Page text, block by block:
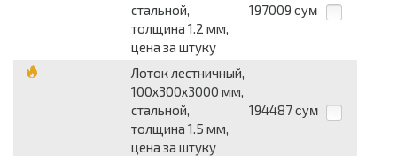
стальной,
толщина 1.2 мм,
цена за штуку
197009 сум
Лоток лестничный,
100х300х3000 мм,
стальной,
толщина 1.5 мм,
цена за штуку
194487 сум